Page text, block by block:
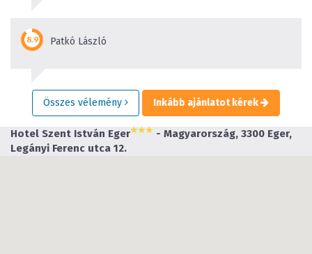
Patkó László
Összes vélemény Inkább ajánlatot kérek
Hotel Szent István Eger
- Magyarország, 3300 Eger,
Legányi Ferenc utca 12.